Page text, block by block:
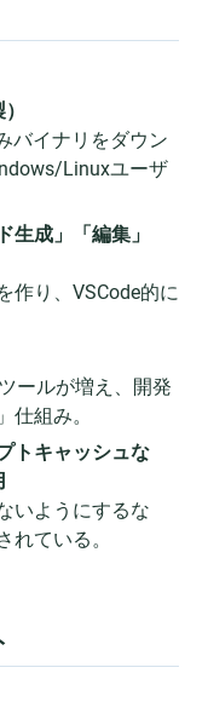
バイナリをダウン
Linuxユーザ
生成」「編集」
作り、VSCode的に
ールが増え、開発
仕組み。
トキャッシュな
いようにするな
れている。